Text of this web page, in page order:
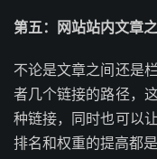
第五：网站站内文章
不论是文章之间还是
者几个链接的路径，
种链接，同时也可以
排名和权重的提高都